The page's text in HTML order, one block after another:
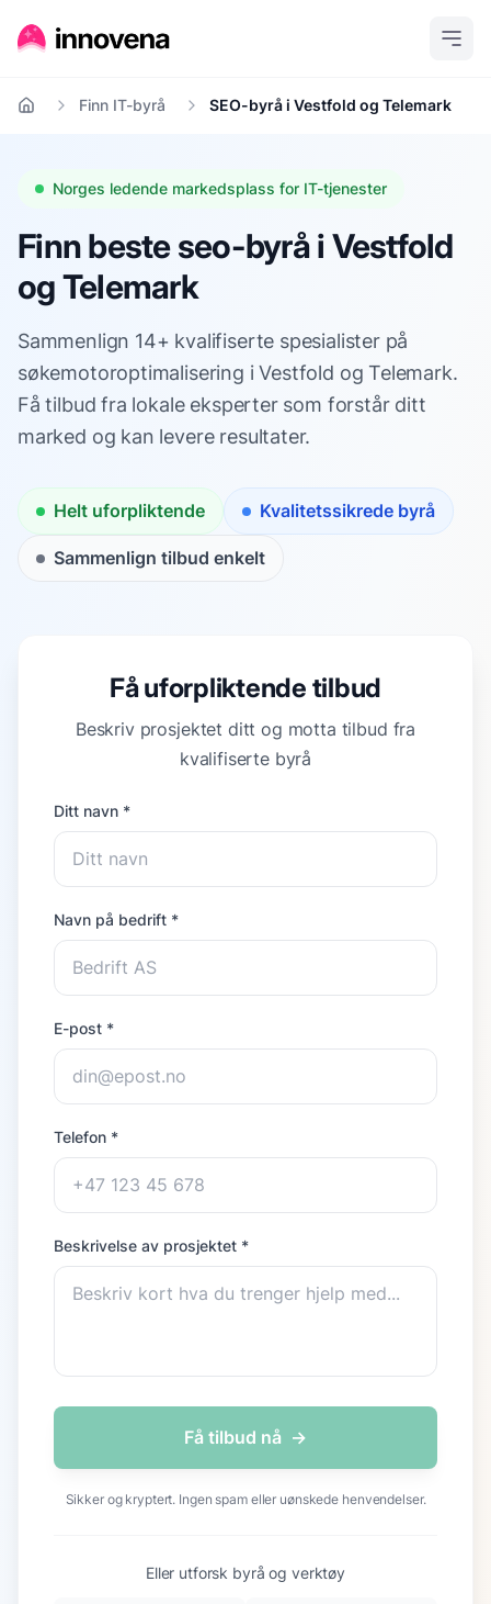
Hjem Finn IT-byrå SEO-byrå i Vestfold og Telemark
Norges ledende markedsplass for IT-tjenester
Finn beste seo-byrå i Vestfold
og Telemark
Sammenlign 14+ kvalifiserte spesialister på
søkemotoroptimalisering i Vestfold og Telemark.
Få tilbud fra lokale eksperter som forstår ditt
marked og kan levere resultater.
Helt uforpliktende Kvalitetssikrede byrå
Sammenlign tilbud enkelt
Få uforpliktende tilbud
Beskriv prosjektet ditt og motta tilbud fra
kvalifiserte byrå
Ditt navn *
Navn på bedrift *
E-post *
Telefon *
Beskrivelse av prosjektet *
Få tilbud nå →
Sikker og kryptert. Ingen spam eller uønskede henvendelser.
Eller utforsk byrå og verktøy